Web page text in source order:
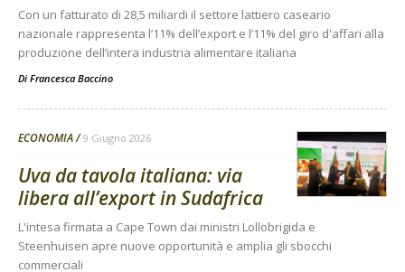
Con un fatturato di 28,5 miliardi il settore lattiero caseario
nazionale rappresenta l’11% dell’export e l’11% del giro d'affari alla
produzione dell’intera industria alimentare italiana
Di Francesca Baccino
ECONOMIA 9 Giugno 2026
Uva da tavola italiana: via
libera all’export in Sudafrica
L'intesa firmata a Cape Town dai ministri Lollobrigida e
Steenhuisen apre nuove opportunità e amplia gli sbocchi
commerciali